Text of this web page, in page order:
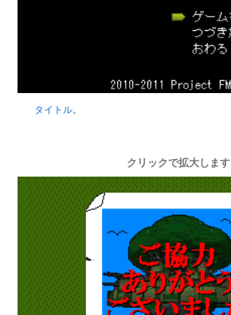
タイトル。
クリックで拡大します